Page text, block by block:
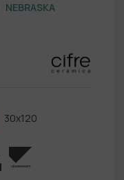
NEBRASKA
30x120